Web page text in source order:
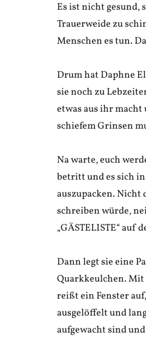
Es ist nicht gesund,
Trauerweide zu
Menschen es tun.
Drum hat Daphne
sie noch zu
etwas aus ihr
schiefem Grinsen
Na warte, euch
betritt und es sich
auszupacken. Nicht
schreiben würde,
„GÄSTELISTE“ auf
Dann legt sie eine
Quarkkeulchen. Mit
reißt ein Fenster
ausgelöffelt und
aufgewacht sind